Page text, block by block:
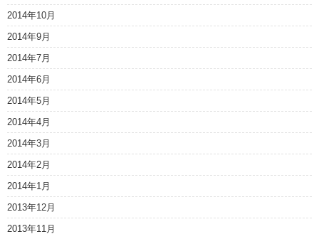
2014年10月
2014年9月
2014年7月
2014年6月
2014年5月
2014年4月
2014年3月
2014年2月
2014年1月
2013年12月
2013年11月